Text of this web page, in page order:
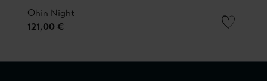
Ohin Night
121,00 €